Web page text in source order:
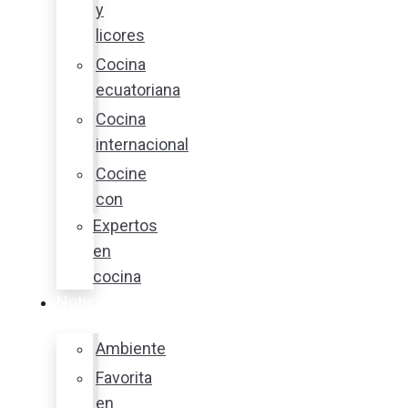
y
licores
Cocina
ecuatoriana
Cocina
internacional
Cocine
con
Expertos
en
cocina
Ambiente
Favorita
en